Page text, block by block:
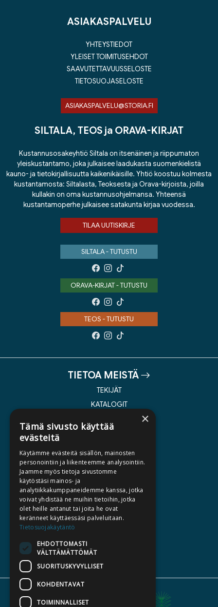
ASIAKASPALVELU
YHTEYSTIEDOT
YLEISET TOIMITUSEHDOT
SAAVUTETTAVUUSSELOSTE
TIETOSUOJASELOSTE
ASIAKASPALVELU@STORIA.FI
SILTALA, TEOS ja ORAVA-KIRJAT
Kustannusosakeyhtiö Siltala on itsenäinen ja riippumaton
yleiskustantamo, joka julkaisee laadukasta suomenkielistä
kauno- ja tietokirjallisuutta kaikenikäisille. Yhtiö koostuu kolmesta
kustantamosta: Siltalasta, Teoksesta ja Orava-kirjoista, joilla
kullakin on oma kustannusohjelmansa. Yhteensä
kustantamoperhe julkaisee satakunta kirjaa vuodessa.
TILAA UUTISKIRJE
SILTALA - TUTUSTU
ORAVA-KIRJAT - TUTUSTU
TEOS - TUTUSTU
TIETOA MEISTÄ
TEKIJÄT
KATALOGIT
KIRJA TILAUSTYÖNÄ
MEDIALLE
LASKUTUSOSOITTEET
SILTALA.FI
ENNAKKOTILATTAVAT
LAHJAKORTTI
×
Tämä sivusto käyttää
evästeitä
Käytämme evästeitä sisällön, mainosten
personointiin ja liikenteemme analysointiin.
Jaamme myös tietoja sivustomme
käytöstäsi mainos- ja
analytiikkakumppaneidemme kanssa, jotka
voivat yhdistää ne muihin tietoihin, jotka
olet heille antanut tai joita he ovat
keränneet käyttäessäsi palveluitaan.
Tietosuojakäytäntö
EHDOTTOMASTI
VÄLTTÄMÄTTÖMÄT
SUORITUSKYVYLLISET
KOHDENTAVAT
TOIMINNALLISET